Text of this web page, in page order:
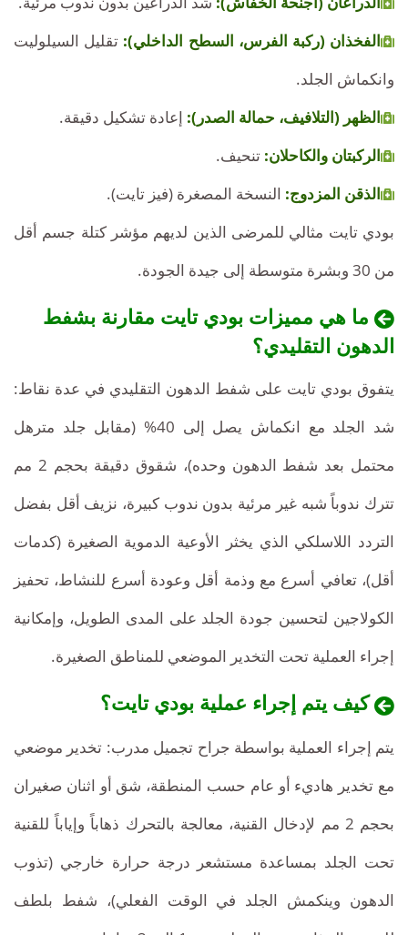
الفخذان (ركبة الفرس، السطح الداخلي): تقليل السيلوليت
وانكماش الجلد.
الظهر (التلافيف، حمالة الصدر): إعادة تشكيل دقيقة.
الركبتان والكاحلان: تنحيف.
الذقن المزدوج: النسخة المصغرة (فيز تايت).
بودي تايت مثالي للمرضى الذين لديهم مؤشر كتلة جسم أقل
من 30 وبشرة متوسطة إلى جيدة الجودة.
ما هي مميزات بودي تايت مقارنة بشفط
الدهون التقليدي؟
يتفوق بودي تايت على شفط الدهون التقليدي في عدة نقاط:
شد الجلد مع انكماش يصل إلى 40% (مقابل جلد مترهل
محتمل بعد شفط الدهون وحده)، شقوق دقيقة بحجم 2 مم
تترك ندوباً شبه غير مرئية بدون ندوب كبيرة، نزيف أقل بفضل
التردد اللاسلكي الذي يخثر الأوعية الدموية الصغيرة (كدمات
أقل)، تعافي أسرع مع وذمة أقل وعودة أسرع للنشاط، تحفيز
الكولاجين لتحسين جودة الجلد على المدى الطويل، وإمكانية
إجراء العملية تحت التخدير الموضعي للمناطق الصغيرة.
كيف يتم إجراء عملية بودي تايت؟
يتم إجراء العملية بواسطة جراح تجميل مدرب: تخدير موضعي
مع تخدير هاديء أو عام حسب المنطقة، شق أو اثنان صغيران
بحجم 2 مم لإدخال القنية، معالجة بالتحرك ذهاباً وإياباً للقنية
تحت الجلد بمساعدة مستشعر درجة حرارة خارجي (تذوب
الدهون وينكمش الجلد في الوقت الفعلي)، شفط بلطف